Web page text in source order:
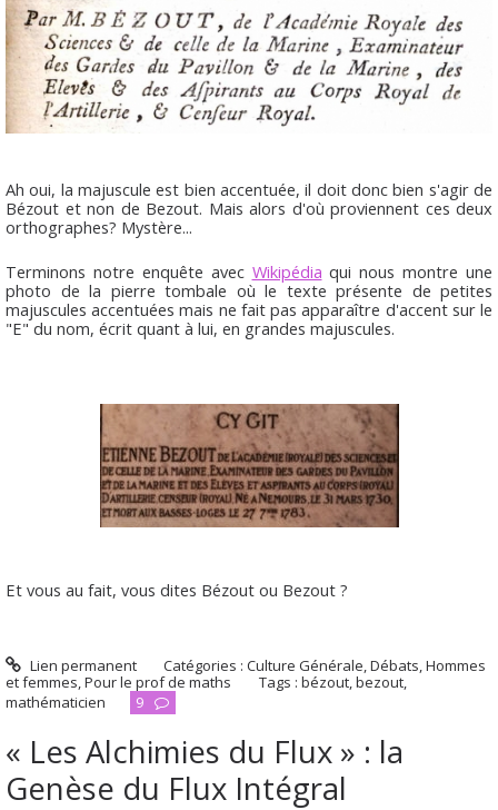
Ah oui, la majuscule est bien accentuée, il doit donc bien s'agir de
Bézout et non de Bezout. Mais alors d'où proviennent ces deux
orthographes? Mystère...
Terminons notre enquête avec Wikipédia qui nous montre une
photo de la pierre tombale où le texte présente de petites
majuscules accentuées mais ne fait pas apparaître d'accent sur le
"E" du nom, écrit quant à lui, en grandes majuscules.
Et vous au fait, vous dites Bézout ou Bezout ?
Lien permanent Catégories :Culture Générale,Débats,Hommes
et femmes,Pour le prof de maths Tags : bézout,bezout,
mathématicien
9
« Les Alchimies du Flux » : la
Genèse du Flux Intégral